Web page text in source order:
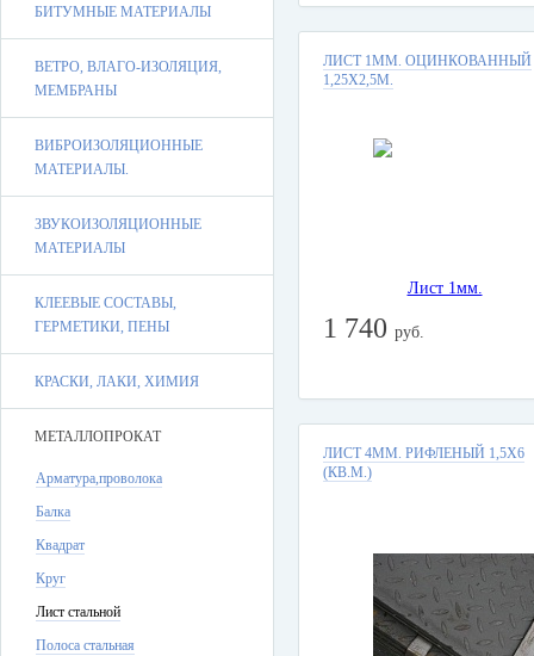
БИТУМНЫЕ МАТЕРИАЛЫ
ВЕТРО, ВЛАГО-ИЗОЛЯЦИЯ,
МЕМБРАНЫ
ВИБРОИЗОЛЯЦИОННЫЕ
МАТЕРИАЛЫ.
ЗВУКОИЗОЛЯЦИОННЫЕ
МАТЕРИАЛЫ
КЛЕЕВЫЕ СОСТАВЫ,
ГЕРМЕТИКИ, ПЕНЫ
КРАСКИ, ЛАКИ, ХИМИЯ
МЕТАЛЛОПРОКАТ
Арматура,проволока
Балка
Квадрат
Круг
Лист стальной
Полоса стальная
ЛИСТ 1ММ. ОЦИНКОВАННЫЙ
1,25Х2,5М.
1 740 руб.
ЛИСТ 4ММ. РИФЛЕНЫЙ 1,5Х6
(КВ.М.)